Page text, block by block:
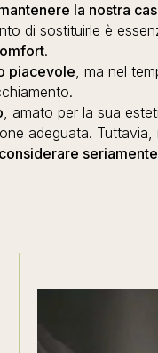
la nostra
di sostituirle è
.
piacevole, ma nel
, amato per la sua
adeguata.